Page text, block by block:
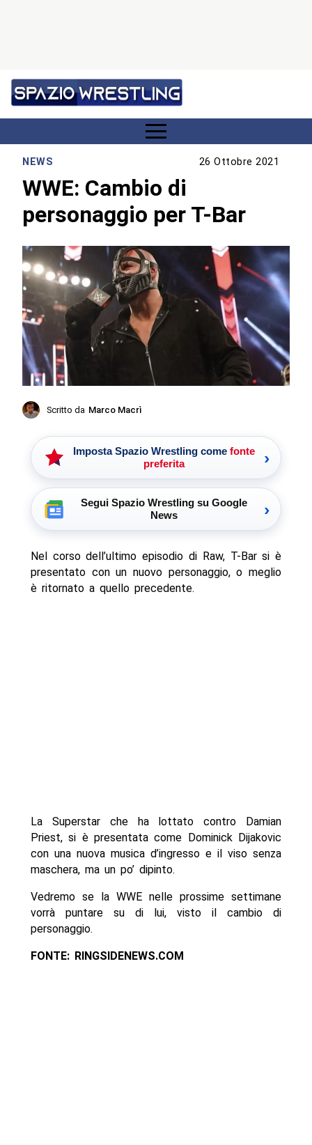
NEWS 26 Ottobre 2021
WWE: Cambio di
personaggio per T-Bar
Scritto da Marco Macrì
Imposta Spazio Wrestling come fonte
preferita
›
Segui Spazio Wrestling su Google
News
›
Nel corso dell’ultimo episodio di Raw, T-Bar si è
presentato con un nuovo personaggio, o meglio
è ritornato a quello precedente.
La Superstar che ha lottato contro Damian
Priest, si è presentata come Dominick Dijakovic
con una nuova musica d’ingresso e il viso senza
maschera, ma un po’ dipinto.
Vedremo se la WWE nelle prossime settimane
vorrà puntare su di lui, visto il cambio di
personaggio.
FONTE: RINGSIDENEWS.COM